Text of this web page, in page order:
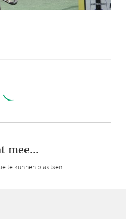
mee...
te kunnen plaatsen.